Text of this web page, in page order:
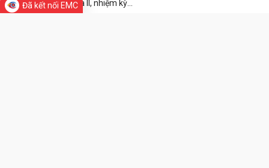
Phường Phạm Sư Mạnh tổ chức hội nghị công bố các quyết định chỉ
Đã kết nối EMC